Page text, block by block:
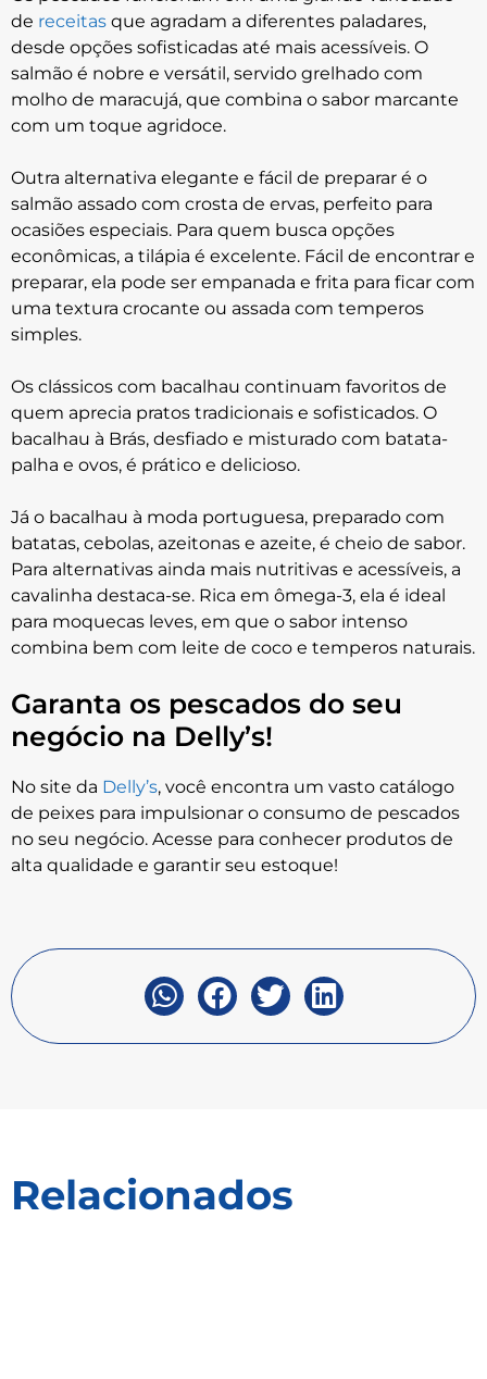
de receitas que agradam a diferentes paladares,
desde opções sofisticadas até mais acessíveis. O
salmão é nobre e versátil, servido grelhado com
molho de maracujá, que combina o sabor marcante
com um toque agridoce.
Outra alternativa elegante e fácil de preparar é o
salmão assado com crosta de ervas, perfeito para
ocasiões especiais. Para quem busca opções
econômicas, a tilápia é excelente. Fácil de encontrar e
preparar, ela pode ser empanada e frita para ficar com
uma textura crocante ou assada com temperos
simples.
Os clássicos com bacalhau continuam favoritos de
quem aprecia pratos tradicionais e sofisticados. O
bacalhau à Brás, desfiado e misturado com batata-
palha e ovos, é prático e delicioso.
Já o bacalhau à moda portuguesa, preparado com
batatas, cebolas, azeitonas e azeite, é cheio de sabor.
Para alternativas ainda mais nutritivas e acessíveis, a
cavalinha destaca-se. Rica em ômega-3, ela é ideal
para moquecas leves, em que o sabor intenso
combina bem com leite de coco e temperos naturais.
Garanta os pescados do seu
negócio na Delly’s!
No site da Delly’s, você encontra um vasto catálogo
de peixes para impulsionar o consumo de pescados
no seu negócio. Acesse para conhecer produtos de
alta qualidade e garantir seu estoque!
Relacionados